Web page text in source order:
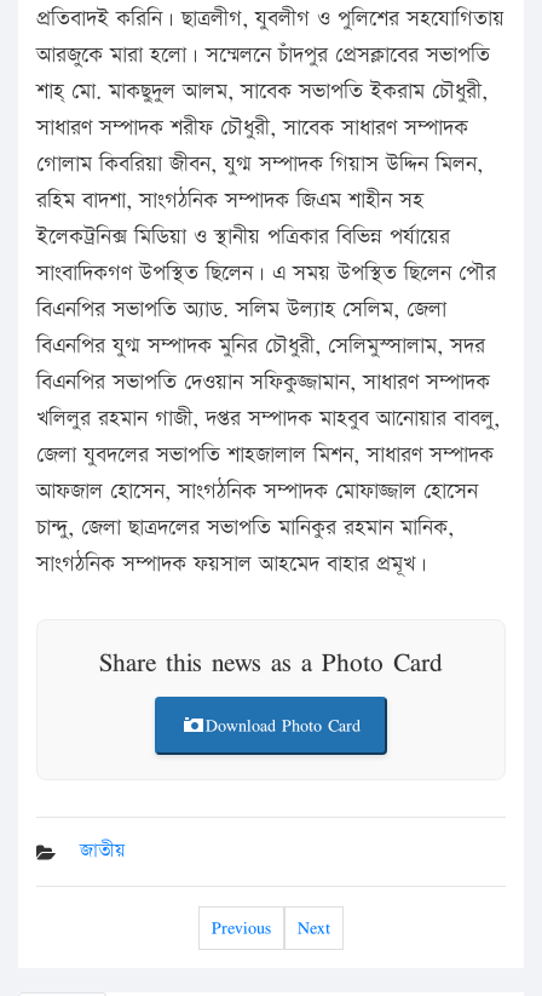
প্রতিবাদই করিনি। ছাত্রলীগ, যুবলীগ ও পুলিশের সহযোগিতায়
আরজুকে মারা হলো। সম্মেলনে চাঁদপুর প্রেসক্লাবের সভাপতি
শাহ্ মো. মাকছুদুল আলম, সাবেক সভাপতি ইকরাম চৌধুরী,
সাধারণ সম্পাদক শরীফ চৌধুরী, সাবেক সাধারণ সম্পাদক
গোলাম কিবরিয়া জীবন, যুগ্ম সম্পাদক গিয়াস উদ্দিন মিলন,
রহিম বাদশা, সাংগঠনিক সম্পাদক জিএম শাহীন সহ
ইলেকট্রনিক্স মিডিয়া ও স্থানীয় পত্রিকার বিভিন্ন পর্যায়ের
সাংবাদিকগণ উপস্থিত ছিলেন। এ সময় উপস্থিত ছিলেন পৌর
বিএনপির সভাপতি অ্যাড. সলিম উল্যাহ সেলিম, জেলা
বিএনপির যুগ্ম সম্পাদক মুনির চৌধুরী, সেলিমুস্সালাম, সদর
বিএনপির সভাপতি দেওয়ান সফিকুজ্জামান, সাধারণ সম্পাদক
খলিলুর রহমান গাজী, দপ্তর সম্পাদক মাহবুব আনোয়ার বাবলু,
জেলা যুবদলের সভাপতি শাহজালাল মিশন, সাধারণ সম্পাদক
আফজাল হোসেন, সাংগঠনিক সম্পাদক মোফাজ্জাল হোসেন
চান্দু, জেলা ছাত্রদলের সভাপতি মানিকুর রহমান মানিক,
সাংগঠনিক সম্পাদক ফয়সাল আহমেদ বাহার প্রমূখ।
Share this news as a Photo Card
Download Photo Card
জাতীয়
Previous Next